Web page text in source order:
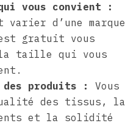
vous convient :
d’une marque
gratuit vous
la taille qui vous
produits :
Vous
des tissus, la
et la solidité